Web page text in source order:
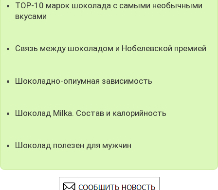
TOP-10 марок шоколада с самыми необычными
вкусами
Связь между шоколадом и Нобелевской премией
Шоколадно-опиумная зависимость
Шоколад Milka. Состав и калорийность
Шоколад полезен для мужчин